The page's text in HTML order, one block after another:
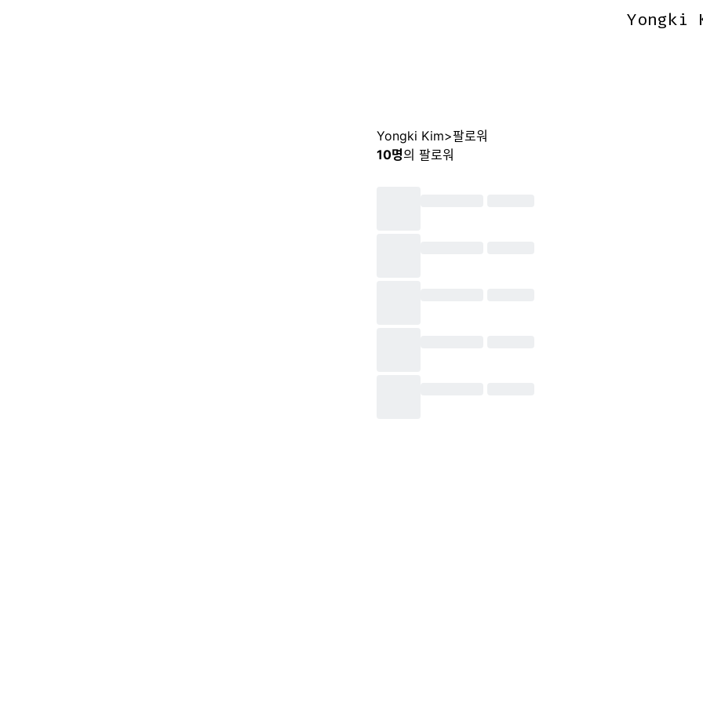
Yongki
Yongki
Yongki Kim>팔로워
10명의 팔로워